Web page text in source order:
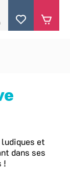
à écrire et